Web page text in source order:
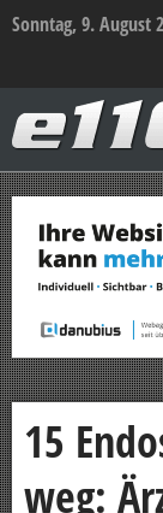
Sonntag, 9. August
–
Das
Sicherheitsportal
Zum
Inhalt
springen
15
weg: